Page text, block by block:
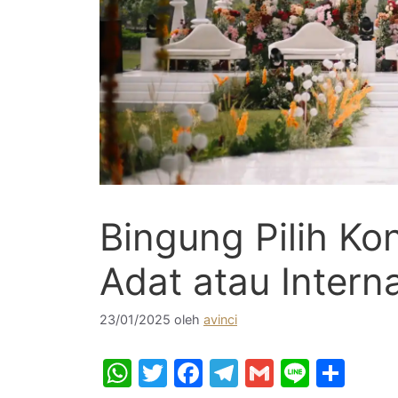
Bingung Pilih
Adat atau
23/01/2025 oleh avinci
W T
F
T
G
Li